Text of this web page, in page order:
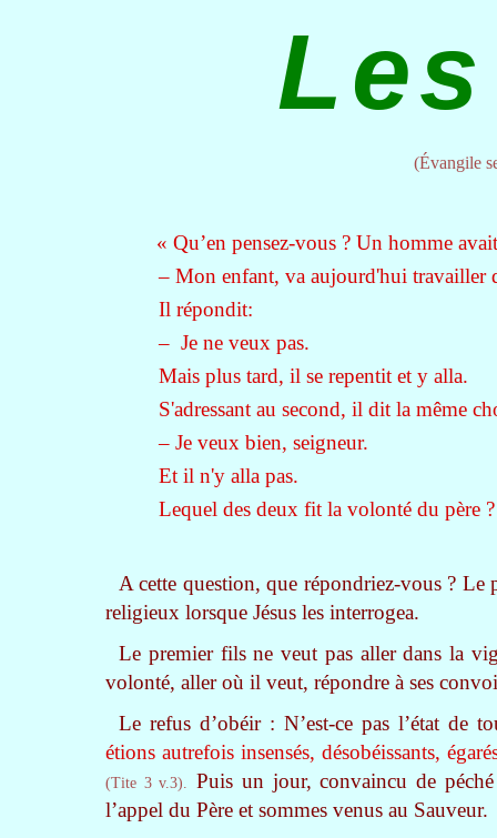
(Évangile
« Qu’en pensez-vous ? Un homme
– Mon enfant, va aujourd'hui travailler
Il répondit:
– Je ne veux pas.
Mais plus tard, il se repentit et y alla.
S'adressant au second, il dit la même
– Je veux bien, seigneur.
Et il n'y alla pas.
Lequel des deux fit la volonté du père
A cette question, que répondriez-vous ? Le
religieux lorsque Jésus les interrogea.
Le premier fils ne veut pas aller dans la
volonté, aller où il veut, répondre à ses
Le refus d’obéir : N’est-ce pas l’état de
étions autrefois insensés, désobéissants,
(Tite 3 v.3). Puis un jour, convaincu de
l’appel du Père et sommes venus au Sauveur.